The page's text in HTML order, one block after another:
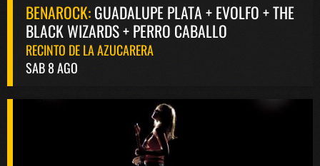
BENAROCK:GUADALUPE PLATA + EVOLFO + THE
BLACK WIZARDS + PERRO CABALLO
RECINTO DE LA AZUCARERA
SAB 8 AGO